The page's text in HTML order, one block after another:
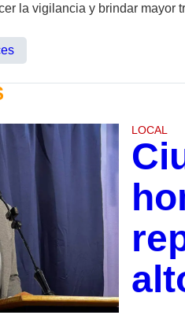
la vigilancia y brindar
LOCAL